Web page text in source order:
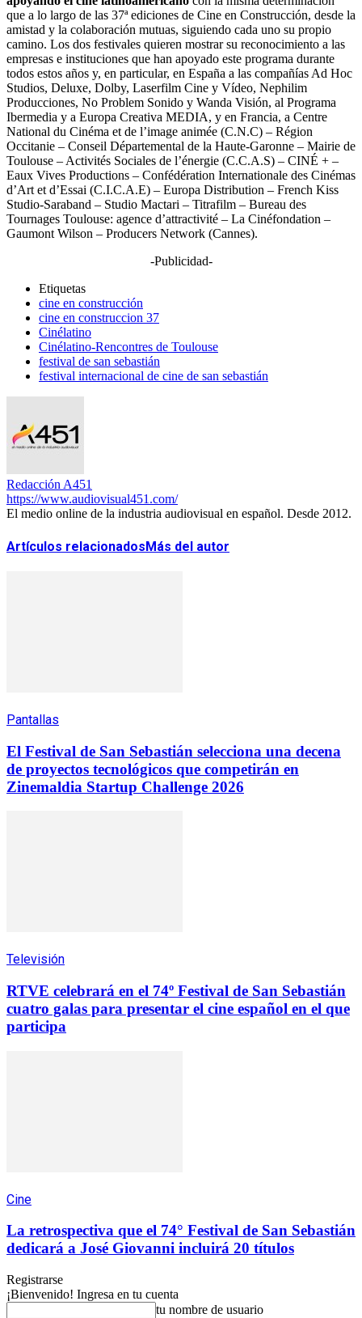
que a lo largo de las 37ª ediciones de Cine en Construcción, desde la
amistad y la colaboración mutuas, siguiendo cada uno su propio
camino. Los dos festivales quieren mostrar su reconocimiento a las
empresas e instituciones que han apoyado este programa durante
todos estos años y, en particular, en España a las compañías Ad Hoc
Studios, Deluxe, Dolby, Laserfilm Cine y Vídeo, Nephilim
Producciones, No Problem Sonido y Wanda Visión, al Programa
Ibermedia y a Europa Creativa MEDIA, y en Francia, a Centre
National du Cinéma et de l’image animée (C.N.C) – Région
Occitanie – Conseil Départemental de la Haute-Garonne – Mairie de
Toulouse – Activités Sociales de l’énergie (C.C.A.S) – CINÉ + –
Eaux Vives Productions – Confédération Internationale des Cinémas
d’Art et d’Essai (C.I.C.A.E) – Europa Distribution – French Kiss
Studio-Saraband – Studio Mactari – Titrafilm – Bureau des
Tournages Toulouse: agence d’attractivité – La Cinéfondation –
Gaumont Wilson – Producers Network (Cannes).
-Publicidad-
Etiquetas
cine en construcción
cine en construccion 37
Cinélatino
Cinélatino-Rencontres de Toulouse
festival de san sebastián
festival internacional de cine de san sebastián
Redacción A451
https://www.audiovisual451.com/
El medio online de la industria audiovisual en español. Desde 2012.
Artículos relacionadosMás del autor
Pantallas
El Festival de San Sebastián selecciona una decena
de proyectos tecnológicos que competirán en
Zinemaldia Startup Challenge 2026
Televisión
RTVE celebrará en el 74º Festival de San Sebastián
cuatro galas para presentar el cine español en el que
participa
Cine
La retrospectiva que el 74° Festival de San Sebastián
dedicará a José Giovanni incluirá 20 títulos
Registrarse
¡Bienvenido! Ingresa en tu cuenta
tu nombre de usuario